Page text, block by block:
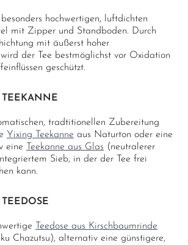
hochwertigen, luftdichten
mit Zipper und Standboden. Durch
mit äußerst hoher
der Tee bestmöglichst vor Oxidation
geschützt.
tradtitionellen Zubereitung
Yixing Teekanne aus Naturton oder eine
eine Teekanne aus Glas (neutralerer
Sieb, in der der Tee frei
kann.
Teedose aus Kirschbaumrinde
Chazutsu), alternativ eine günstigere,